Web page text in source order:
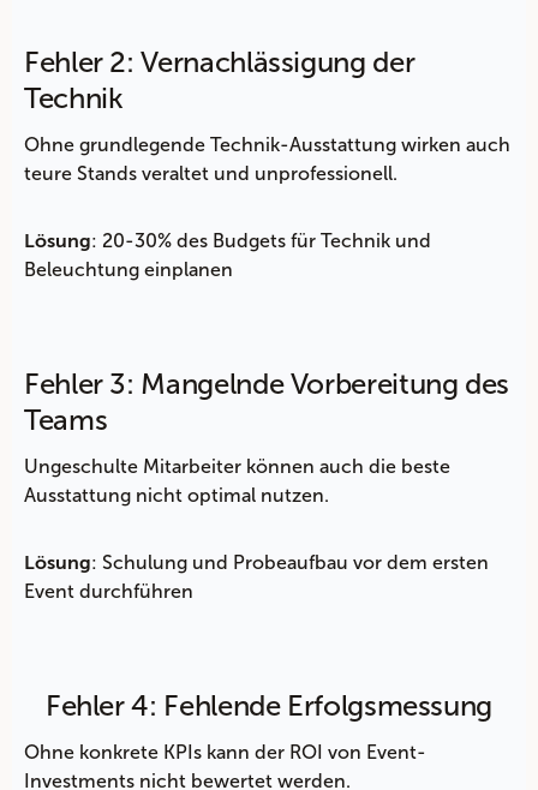
Fehler 2: Vernachlässigung der
Technik
Ohne grundlegende Technik-Ausstattung wirken auch
teure Stands veraltet und unprofessionell.
Lösung: 20-30% des Budgets für Technik und
Beleuchtung einplanen
Fehler 3: Mangelnde Vorbereitung des
Teams
Ungeschulte Mitarbeiter können auch die beste
Ausstattung nicht optimal nutzen.
Lösung: Schulung und Probeaufbau vor dem ersten
Event durchführen
Fehler 4: Fehlende Erfolgsmessung
Ohne konkrete KPIs kann der ROI von Event-
Investments nicht bewertet werden.